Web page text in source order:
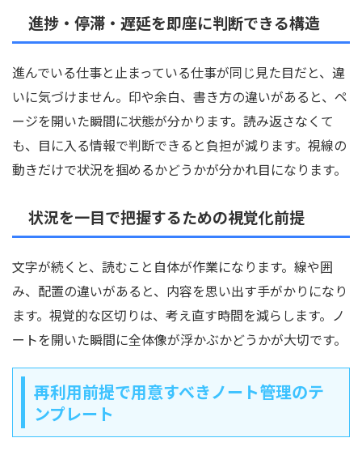
進捗・停滞・遅延を即座に判断できる構造
進んでいる仕事と止まっている仕事が同じ見た目だと、違
いに気づけません。印や余白、書き方の違いがあると、ペ
ージを開いた瞬間に状態が分かります。読み返さなくて
も、目に入る情報で判断できると負担が減ります。視線の
動きだけで状況を掴めるかどうかが分かれ目になります。
状況を一目で把握するための視覚化前提
文字が続くと、読むこと自体が作業になります。線や囲
み、配置の違いがあると、内容を思い出す手がかりになり
ます。視覚的な区切りは、考え直す時間を減らします。ノ
ートを開いた瞬間に全体像が浮かぶかどうかが大切です。
再利用前提で用意すべきノート管理のテ
ンプレート